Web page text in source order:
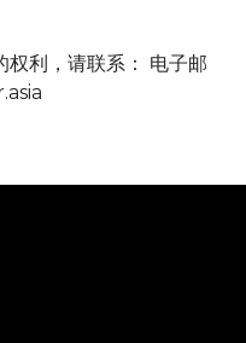
利，请联系： 电子邮